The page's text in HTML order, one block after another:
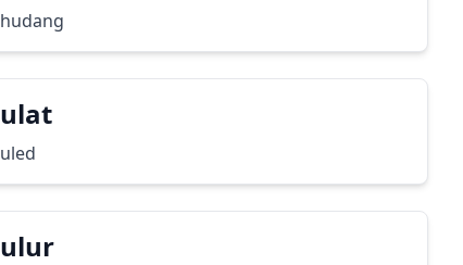
hudang
ulat
uled
ulur